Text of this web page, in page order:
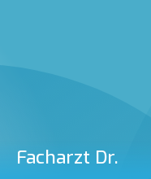
Facharzt Dr.